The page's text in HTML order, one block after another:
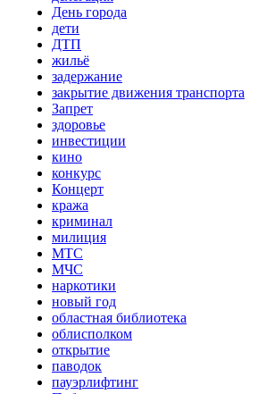
День города
дети
ДТП
жильё
задержание
закрытие движения транспорта
Запрет
здоровье
инвестиции
кино
конкурс
Концерт
кража
криминал
милиция
МТС
МЧС
наркотики
новый год
областная библиотека
облисполком
открытие
паводок
пауэрлифтинг